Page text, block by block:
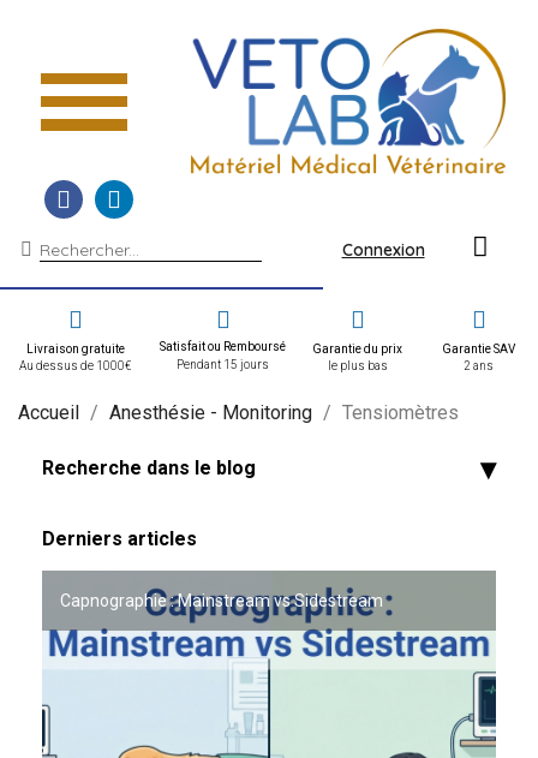
Connexion
Livraison gratuite
Au dessus de 1000€
Satisfait ou Remboursé
Pendant 15 jours
Garantie du prix
le plus bas
Garantie SAV
2 ans
Accueil Anesthésie - Monitoring Tensiomètres
Recherche dans le blog
Derniers articles
Capnographie : Mainstream vs Sidestream OFFRE PARTENAIRE VETO LAB x ACADOMVET